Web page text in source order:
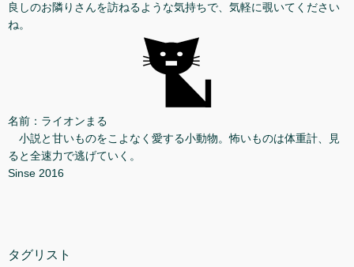
良しのお隣りさんを訪ねるような気持ちで、気軽に覗いてください
ね。
名前：ライオンまる
小説と甘いものをこよなく愛する小動物。怖いものは体重計、見
ると全速力で逃げていく。
Sinse 2016
タグリスト